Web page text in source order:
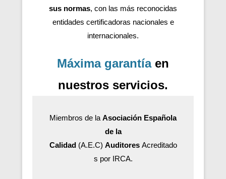
sus normas, con las más reconocidas
entidades certificadoras nacionales e
internacionales.
Máxima garantíaen
nuestros servicios.
Miembros de la Asociación Española
de la
Calidad(A.E.C) AuditoresAcreditado
s por IRCA.